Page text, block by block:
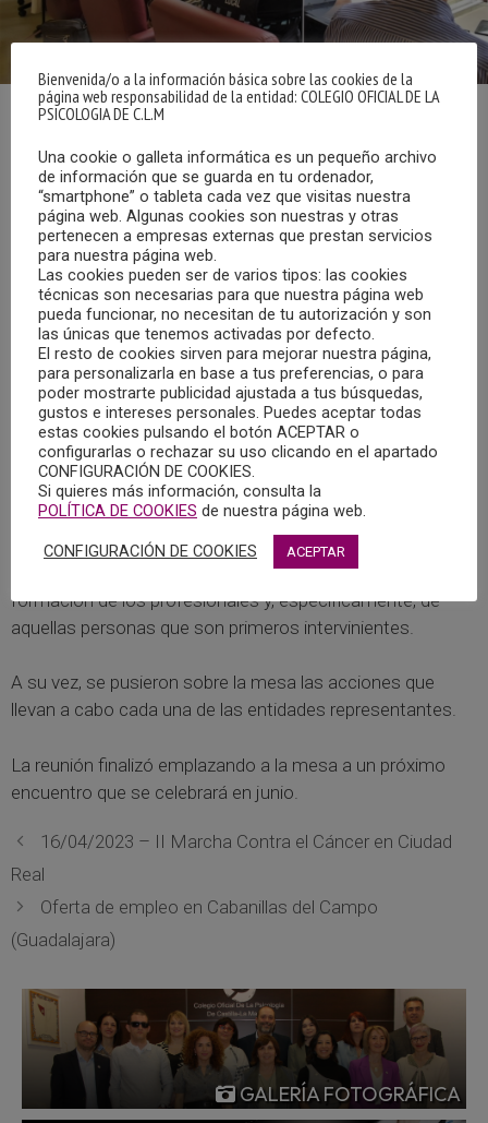
secretaria del Colegio Oficial de la Psicología de Castilla-La
Mancha, asistía a una nueva reunión de la Mesa Técnica
para la Prevención del Suicidio convocada por el
Ayuntamiento de Albacete.
Dicha mesa está compuesta por representantes de
sanidad, educación, universidad, colegios profesionales,
guardia civil, policía nacional y local, asociaciones, etc.
En esta ocasión se revisó la guía de profesionales, una
guía interna para que todos los profesionales
conozcamos todos los recursos de los que disponemos
en la provincia de Albacete, con el objetivo de atender este
tipo de problemática.
También se puso de manifiesto la necesidad de
formación de los profesionales y, específicamente, de
aquellas personas que son primeros intervinientes.
A su vez, se pusieron sobre la mesa las acciones que
llevan a cabo cada una de las entidades representantes.
La reunión finalizó emplazando a la mesa a un próximo
encuentro que se celebrará en junio.
16/04/2023 – II Marcha Contra el Cáncer en Ciudad
Real
Oferta de empleo en Cabanillas del Campo
(Guadalajara)
GALERÍA FOTOGRÁFICA
Bienvenida/o a la información básica sobre las cookies de la
página web responsabilidad de la entidad: COLEGIO OFICIAL DE LA
PSICOLOGIA DE C.L.M
Una cookie o galleta informática es un pequeño archivo
de información que se guarda en tu ordenador,
“smartphone” o tableta cada vez que visitas nuestra
página web. Algunas cookies son nuestras y otras
pertenecen a empresas externas que prestan servicios
para nuestra página web.
Las cookies pueden ser de varios tipos: las cookies
técnicas son necesarias para que nuestra página web
pueda funcionar, no necesitan de tu autorización y son
las únicas que tenemos activadas por defecto.
El resto de cookies sirven para mejorar nuestra página,
para personalizarla en base a tus preferencias, o para
poder mostrarte publicidad ajustada a tus búsquedas,
gustos e intereses personales. Puedes aceptar todas
estas cookies pulsando el botón ACEPTAR o
configurarlas o rechazar su uso clicando en el apartado
CONFIGURACIÓN DE COOKIES.
Si quieres más información, consulta la
POLÍTICA DE COOKIES de nuestra página web.
CONFIGURACIÓN DE COOKIES ACEPTAR